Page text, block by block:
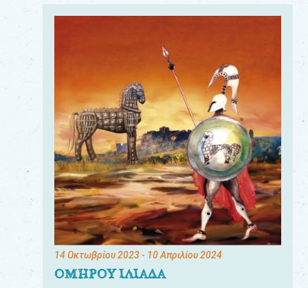
14 Οκτωβρίου 2023- 10 Απριλίου 2024
ΟΜΗΡΟΥ ΙΛΙΑΔΑ